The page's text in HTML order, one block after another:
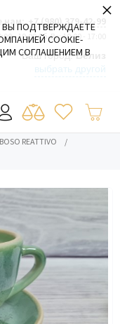
нам: +7 (980) 379-42-99
- 19:00 Сб-Вс: 10:00 - 17:00
Ваш город:Белиз
REATTIVO
/
ПОДТВЕРЖДАЕТЕ
COOKIE-
СОГЛАШЕНИЕМ В
×